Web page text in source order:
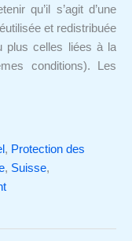
qu’il s’agit d’une
et redistribuée
plus celles liées à la
conditions). Les
, Protection des
, Suisse,